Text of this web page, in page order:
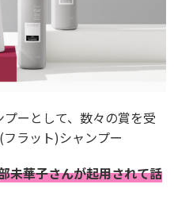
ーとして、数々の賞を受
ラット)シャンプー
未華子さんが起用されて話